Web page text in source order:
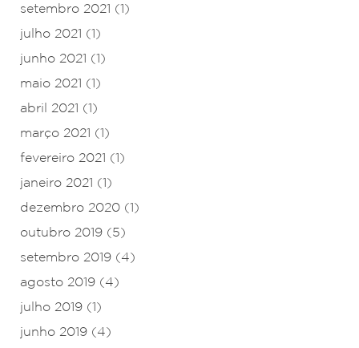
setembro 2021 (1)
julho 2021 (1)
junho 2021 (1)
maio 2021 (1)
abril 2021 (1)
março 2021 (1)
fevereiro 2021 (1)
janeiro 2021 (1)
dezembro 2020 (1)
outubro 2019 (5)
setembro 2019 (4)
agosto 2019 (4)
julho 2019 (1)
junho 2019 (4)